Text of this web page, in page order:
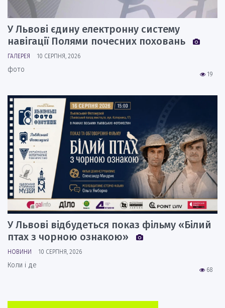
У Львові єдину електронну систему
навігації Полями почесних поховань
ГАЛЕРЕЯ 10 СЕРПНЯ, 2026
19
фото
У Львові відбудеться показ фільму «Білий
птах з чорною ознакою»
НОВИНИ 10 СЕРПНЯ, 2026
68
Коли і де